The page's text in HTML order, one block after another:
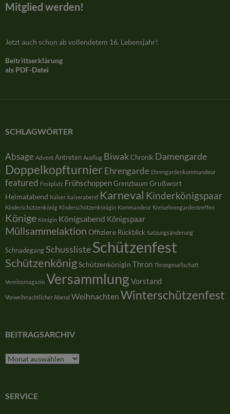
Mitglied werden!
Jetzt auch schon ab vollendetem 16. Lebensjahr!
Beitrittserklärung
als PDF-Datei
SCHLAGWÖRTER
Absage Advent Antreten Ausflug BiwakChronik Damengarde
DoppelkopfturnierEhrengarde Ehrengardenkommandeur
featured Festplatz FrühschoppenGrenzbaum Grußwort
Heimatabend Kaiser kaiserabend Karneval Kinderkönigspaar
Kinderschützenkönig Kinderschützenkönigin Kommandeur Kreisehrengardentreffen
Könige Königin Königsabend Königspaar
Müllsammelaktion Offiziere Rückblick Satzungsänderung
SchnadegangSchusslisteSchützenfest
SchützenkönigSchützenkönigin Thron Throngesellschaft
Vereinsmagazin VersammlungVorstand
Vorweihnachtlicher Abend Weihnachten Winterschützenfest
BEITRAGSARCHIV
Beitragsarchiv
SERVICE